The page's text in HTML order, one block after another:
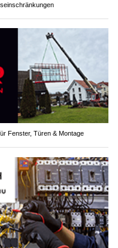
Fenster, Türen & Montage